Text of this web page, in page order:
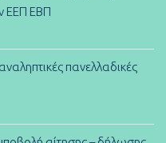
ΕΕΠ ΕΒΠ
πανελλαδικές